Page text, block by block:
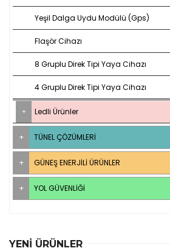
Yeşil Dalga Uydu Modülü (Gps)
Flaşör Cihazı
8 Gruplu Direk Tipi Yaya Cihazı
4 Gruplu Direk Tipi Yaya Cihazı
Ledli Ürünler
TÜNEL ÇÖZÜMLERI
GÜNEŞ ENERJILI ÜRÜNLER
YOL GÜVENLIĞI
YENI ÜRÜNLER